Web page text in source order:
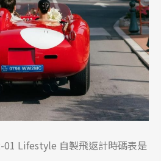
01 Lifestyle 自製飛返計時碼表是